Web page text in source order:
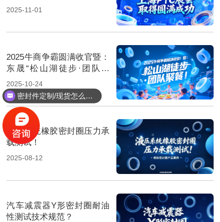
功！
2025-11-01
2025牛商争霸圆满收官暨：
东晟“松山湖徒步·团队聚
餐”！
2025-10-24
液压系统橡胶密封圈压力承
载测试！
2025-08-12
汽车减震器Y形密封圈耐油
性测试技术规范？
密封件定制/现货怎么报价，起订量多少？
能定制耐高温耐腐蚀密封件吗？